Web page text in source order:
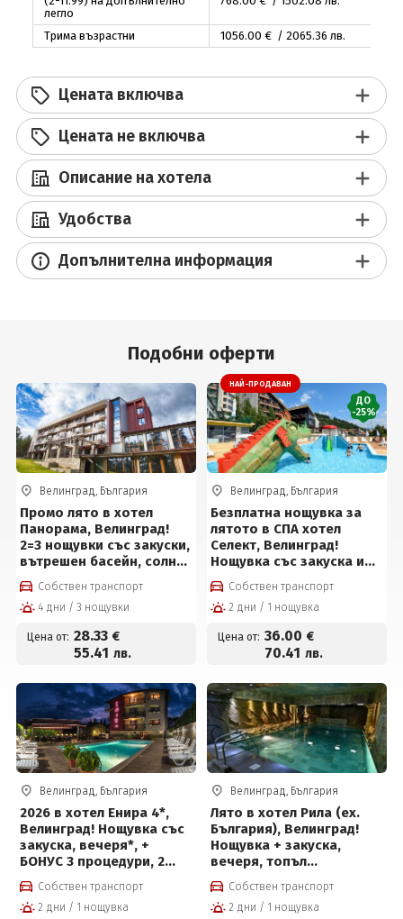
легло
Трима възрастни 1056.00 € / 2065.36 лв.
Цената включва
Цената не включва
Описание на хотела
Удобства
Допълнителна информация
Подобни оферти
Велинград, България
Промо лято в хотел
Панорама, Велинград!
2=3 нощувки със закуски,
вътрешен басейн, солна
стая и сауна за 85 евро
на човек
Собствен транспорт
4 дни / 3 нощувки
Цена от: 28.33 €
55.41 лв.
НАЙ-ПРОДАВАН
ДО
-25%
Велинград, България
Безплатна нощувка за
лятото в СПА хотел
Селект, Велинград!
Нощувка със закуска и
вечеря + обяд* или на All
inclusive light, вътрешен
басейн с полу-
минерална вода, външен
детски мини Аквапарк на
Собствен транспорт
2 дни / 1 нощувка
Цена от: 36.00 €
70.41 лв.
Велинград, България
2026 в хотел Енира 4*,
Велинград! Нощувка със
закуска, вечеря*, +
БОНУС 3 процедури, 2
басейна с минерална
вода, детски басейн,
джакузи и СПА пакет на
Собствен транспорт
2 дни / 1 нощувка
Велинград, България
Лято в хотел Рила (ех.
България), Велинград!
Нощувка + закуска,
вечеря, топъл
минерален басейн и СПА
пакетСобствен транспорт
2 дни / 1 нощувка